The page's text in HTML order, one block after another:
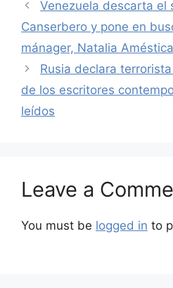
Venezuela descarta el
Canserbero y pone en
mánager, Natalia Améstica
Rusia declara
de los escritores
leídos
Leave a
You must be logged in to